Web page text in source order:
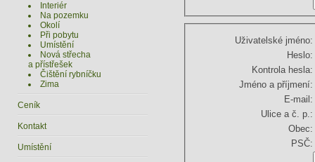
Interiér
Na pozemku
Okolí
Při pobytu
Umístění
Nová střecha
a přístřešek
Čištění rybníčku
Zima
Ceník
Kontakt
Umístění
Uživatelské jméno:
Heslo:
Kontrola hesla:
Jméno a příjmení:
E-mail:
Ulice a č. p.:
Obec:
PSČ: